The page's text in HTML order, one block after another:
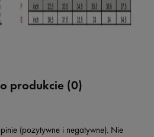
produkcie (0)
(pozytywne i negatywne). Nie